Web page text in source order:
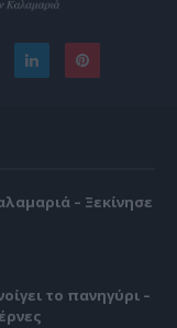
– Ξεκίνησε
το πανηγύρι –